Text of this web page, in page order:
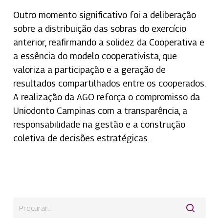
Outro momento significativo foi a deliberação
sobre a distribuição das sobras do exercício
anterior, reafirmando a solidez da Cooperativa e
a essência do modelo cooperativista, que
valoriza a participação e a geração de
resultados compartilhados entre os cooperados.
A realização da AGO reforça o compromisso da
Uniodonto Campinas com a transparência, a
responsabilidade na gestão e a construção
coletiva de decisões estratégicas.